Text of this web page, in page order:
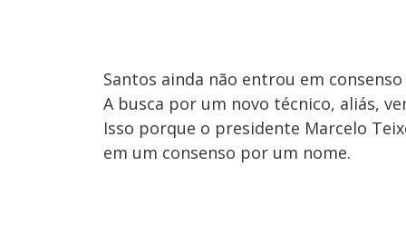
Santos ainda não entrou em
A busca por um novo técnico, aliás,
Isso porque o presidente Marcelo
em um consenso por um nome.